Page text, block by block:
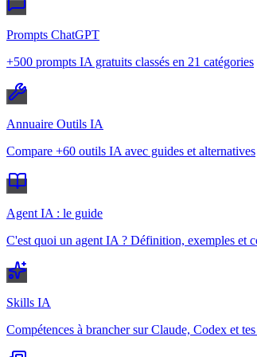
Prompts ChatGPT
+500 prompts IA gratuits classés en 21 catégories
Annuaire Outils IA
Compare +60 outils IA avec guides et alternatives
Agent IA : le guide
C'est quoi un agent IA ? Définition, exemples et
Skills IA
Compétences à brancher sur Claude, Codex et